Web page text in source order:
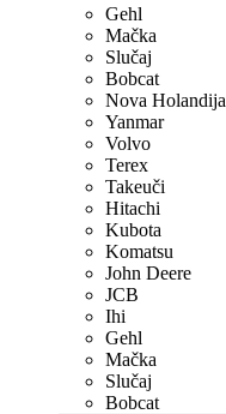
Gehl
Mačka
Slučaj
Bobcat
Nova Holandija
Yanmar
Volvo
Terex
Takeuči
Hitachi
Kubota
Komatsu
John Deere
JCB
Ihi
Gehl
Mačka
Slučaj
Bobcat